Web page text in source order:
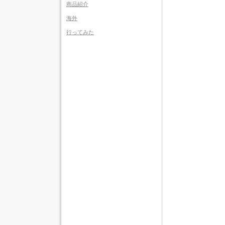
商品紹介
海外
行ってみた